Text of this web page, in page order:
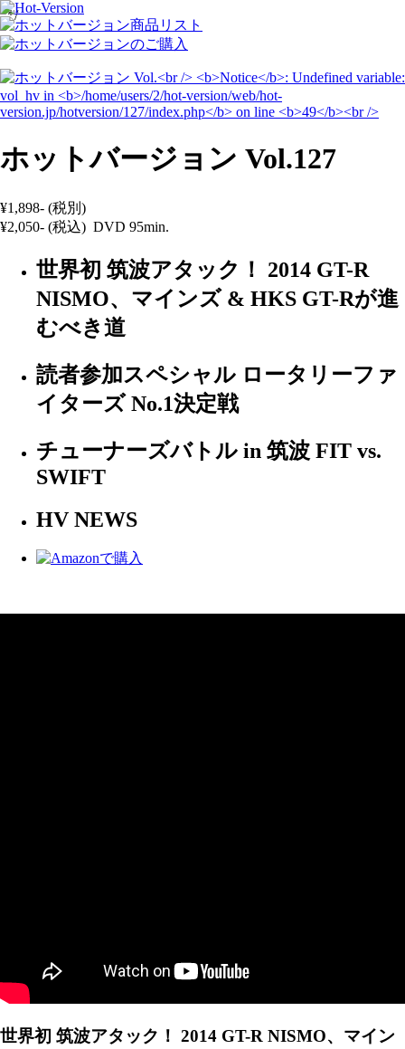
*/
ホットバージョン Vol.127
¥1,898- (税別)
¥2,050- (税込) DVD 95min.
世界初 筑波アタック！ 2014 GT-R
NISMO、マインズ & HKS GT-Rが進
むべき道
読者参加スペシャル ロータリーファ
イターズ No.1決定戦
チューナーズバトル in 筑波 FIT vs.
SWIFT
HV NEWS
世界初 筑波アタック！ 2014 GT-R NISMO、マイン